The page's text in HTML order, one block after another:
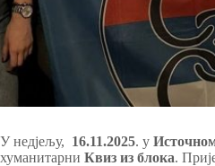
У недјељу, 16.11.2025. у
хуманитарни Квиз из блока.